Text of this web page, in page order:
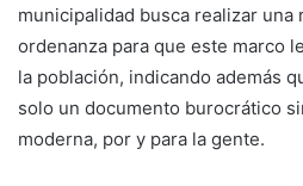
municipalidad busca realizar una
ordenanza para que este marco
la población, indicando además
solo un documento burocrático
moderna, por y para la gente.